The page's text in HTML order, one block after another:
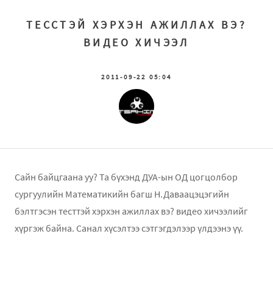
ТЕССТЭЙ ХЭРХЭН АЖИЛЛАХ ВЭ?
ВИДЕО ХИЧЭЭЛ
2011-09-22 05:04
Сайн байцгаана уу? Та бүхэнд ДУА-ын ОД цогцолбор
сургуулийн Математикийн багш Н.Даваацэцэгийн
бэлтгэсэн тесттэй хэрхэн ажиллах вэ? видео хичээлийг
хүргэж байна. Санал хүсэлтээ сэтгэгдэлээр үлдээнэ үү.